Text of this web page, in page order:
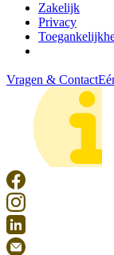
Zakelijk
Privacy
Vragen & Contact